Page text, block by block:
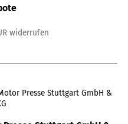
widerrufen
Presse Stuttgart GmbH &